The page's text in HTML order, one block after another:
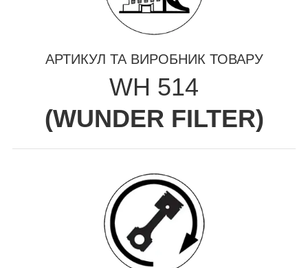
АРТИКУЛ ТА ВИРОБНИК ТОВАРУ
WH 514
(WUNDER FILTER)